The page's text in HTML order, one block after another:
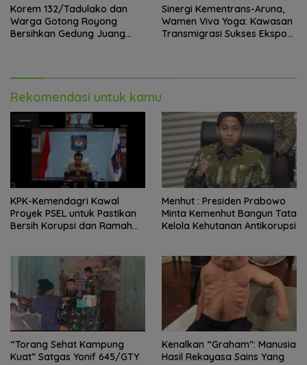
Korem 132/Tadulako dan
Warga Gotong Royong
Bersihkan Gedung Juang
Sinergi Kementrans-Aruna,
Wamen Viva Yoga: Kawasan
Transmigrasi Sukses Ekspor
Rekomendasi untuk kamu
KPK-Kemendagri Kawal
Proyek PSEL untuk Pastikan
Bersih Korupsi dan Ramah
Menhut : Presiden Prabowo
Minta Kemenhut Bangun Tata
Kelola Kehutanan Antikorupsi
“Torang Sehat Kampung
Kuat” Satgas Yonif 645/GTY
Kenalkan “Graham”: Manusia
Hasil Rekayasa Sains Yang